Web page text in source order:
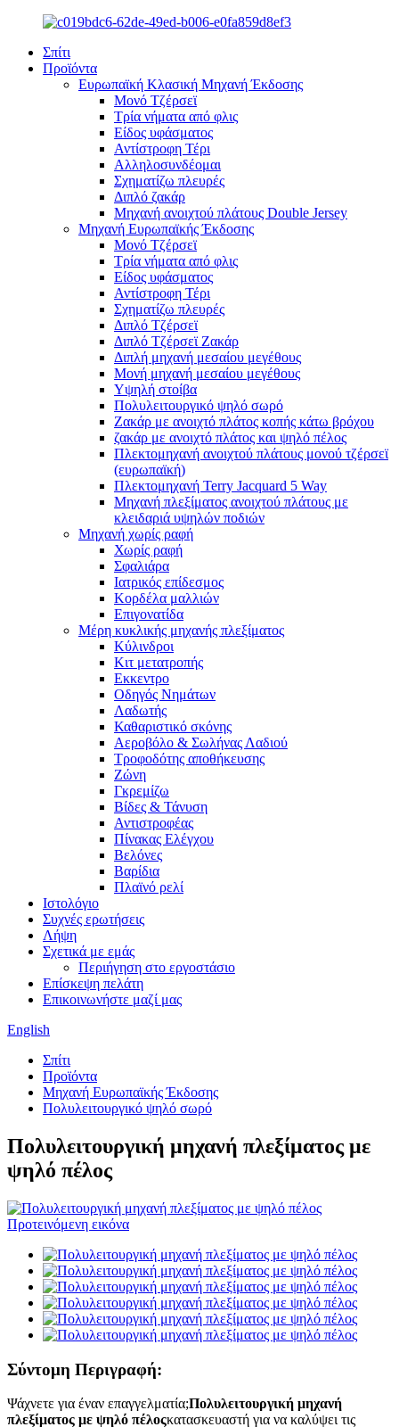
Σπίτι
Προϊόντα
Ευρωπαϊκή Κλασική Μηχανή Έκδοσης
Μονό Τζέρσεϊ
Τρία νήματα από φλις
Είδος υφάσματος
Αντίστροφη Τέρι
Αλληλοσυνδέομαι
Σχηματίζω πλευρές
Διπλό ζακάρ
Μηχανή ανοιχτού πλάτους Double Jersey
Μηχανή Ευρωπαϊκής Έκδοσης
Μονό Τζέρσεϊ
Τρία νήματα από φλις
Είδος υφάσματος
Αντίστροφη Τέρι
Σχηματίζω πλευρές
Διπλό Τζέρσεϊ
Διπλό Τζέρσεϊ Ζακάρ
Διπλή μηχανή μεσαίου μεγέθους
Μονή μηχανή μεσαίου μεγέθους
Υψηλή στοίβα
Πολυλειτουργικό ψηλό σωρό
Ζακάρ με ανοιχτό πλάτος κοπής κάτω βρόχου
ζακάρ με ανοιχτό πλάτος και ψηλό πέλος
Πλεκτομηχανή ανοιχτού πλάτους μονού τζέρσεϊ
(ευρωπαϊκή)
Πλεκτομηχανή Terry Jacquard 5 Way
Μηχανή πλεξίματος ανοιχτού πλάτους με
κλειδαριά υψηλών ποδιών
Μηχανή χωρίς ραφή
Χωρίς ραφή
Σφαλιάρα
Ιατρικός επίδεσμος
Κορδέλα μαλλιών
Επιγονατίδα
Μέρη κυκλικής μηχανής πλεξίματος
Κύλινδροι
Κιτ μετατροπής
Εκκεντρο
Οδηγός Νημάτων
Λαδωτής
Καθαριστικό σκόνης
Αεροβόλο & Σωλήνας Λαδιού
Τροφοδότης αποθήκευσης
Ζώνη
Γκρεμίζω
Βίδες & Τάνυση
Αντιστροφέας
Πίνακας Ελέγχου
Βελόνες
Βαρίδια
Πλαϊνό ρελί
Ιστολόγιο
Συχνές ερωτήσεις
Λήψη
Σχετικά με εμάς
Περιήγηση στο εργοστάσιο
Επίσκεψη πελάτη
Επικοινωνήστε μαζί μας
English
Σπίτι
Προϊόντα
Μηχανή Ευρωπαϊκής Έκδοσης
Πολυλειτουργικό ψηλό σωρό
Πολυλειτουργική μηχανή πλεξίματος με
ψηλό πέλος
Σύντομη Περιγραφή:
Ψάχνετε για έναν επαγγελματία;Πολυλειτουργική μηχανή
πλεξίματος με ψηλό πέλοςκατασκευαστή για να καλύψει τις